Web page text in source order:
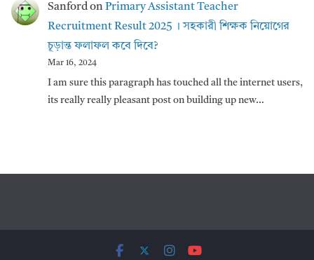
SanfordonPrimary Assistant Teacher
Recruitment Result 2025 । সহকারী শিক্ষক নিয়োগের
চূড়ান্ত ফলাফল কবে দিবে?
Mar 16, 2024
I am sure this paragraph has touched all the internet users,
its really really pleasant post on building up new…